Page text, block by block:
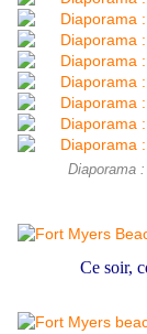
Diaporama
Ce soir,